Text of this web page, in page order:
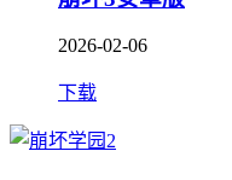
2026-02-06
下载